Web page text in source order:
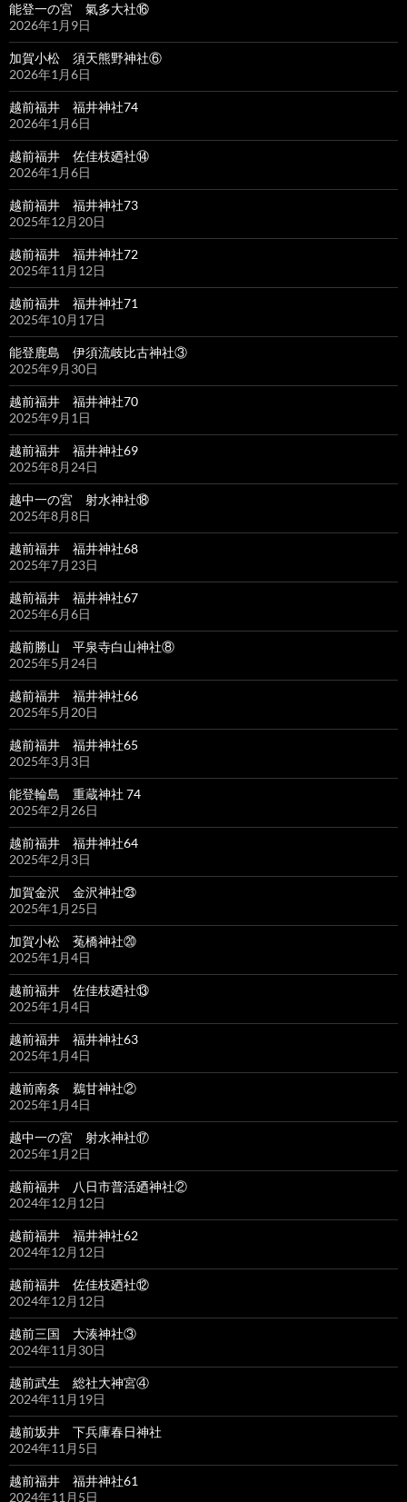
能登一の宮 氣多大社⑯
2026年1月9日
加賀小松 須天熊野神社⑥
2026年1月6日
越前福井 福井神社74
2026年1月6日
越前福井 佐佳枝廼社⑭
2026年1月6日
越前福井 福井神社73
2025年12月20日
越前福井 福井神社72
2025年11月12日
越前福井 福井神社71
2025年10月17日
能登鹿島 伊須流岐比古神社③
2025年9月30日
越前福井 福井神社70
2025年9月1日
越前福井 福井神社69
2025年8月24日
越中一の宮 射水神社⑱
2025年8月8日
越前福井 福井神社68
2025年7月23日
越前福井 福井神社67
2025年6月6日
越前勝山 平泉寺白山神社⑧
2025年5月24日
越前福井 福井神社66
2025年5月20日
越前福井 福井神社65
2025年3月3日
能登輪島 重蔵神社 74
2025年2月26日
越前福井 福井神社64
2025年2月3日
加賀金沢 金沢神社㉓
2025年1月25日
加賀小松 菟橋神社⑳
2025年1月4日
越前福井 佐佳枝廼社⑬
2025年1月4日
越前福井 福井神社63
2025年1月4日
越前南条 鵜甘神社②
2025年1月4日
越中一の宮 射水神社⑰
2025年1月2日
越前福井 八日市普活廼神社②
2024年12月12日
越前福井 福井神社62
2024年12月12日
越前福井 佐佳枝廼社⑫
2024年12月12日
越前三国 大湊神社③
2024年11月30日
越前武生 総社大神宮④
2024年11月19日
越前坂井 下兵庫春日神社
2024年11月5日
越前福井 福井神社61
2024年11月5日